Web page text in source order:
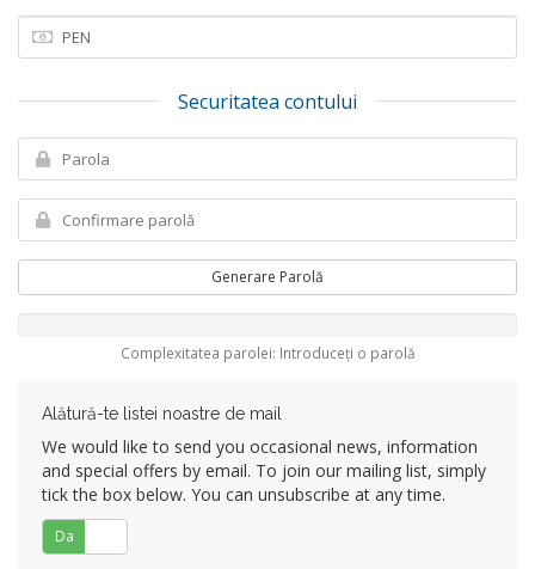
Securitatea contului
Generare Parolă
Complexitatea parolei: Introduceți o parolă
Alătură-te listei noastre de mail
We would like to send you occasional news, information
and special offers by email. To join our mailing list, simply
tick the box below. You can unsubscribe at any time.
Da